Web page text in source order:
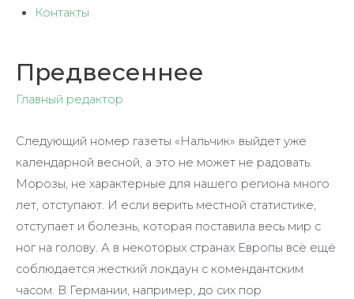
Контакты
Предвесеннее
Главный редактор
Следующий номер газеты «Нальчик» выйдет уже
календарной весной, а это не может не радовать.
Морозы, не характерные для нашего региона много
лет, отступают. И если верить местной статистике,
отступает и болезнь, которая поставила весь мир с
ног на голову. А в некоторых странах Европы всё ещё
соблюдается жесткий локдаун с комендантским
часом. В Германии, например, до сих пор